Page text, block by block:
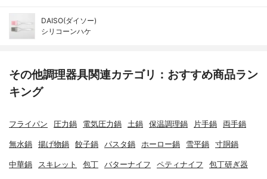
DAISO(ダイソー)
シリコーンハケ
その他調理器具関連カテゴリ：おすすめ商品ラン
キング
フライパン 圧力鍋 電気圧力鍋 土鍋 保温調理鍋 片手鍋 両手鍋
無水鍋 揚げ物鍋 餃子鍋 パスタ鍋 ホーロー鍋 雪平鍋 寸胴鍋
中華鍋 スキレット 包丁 バターナイフ ペティナイフ 包丁研ぎ器